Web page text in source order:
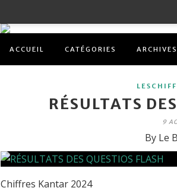
ACCUEIL CATÉGORIES ARCHIVES
RÉSULTATS
9
By Le
Chiffres Kantar 2024